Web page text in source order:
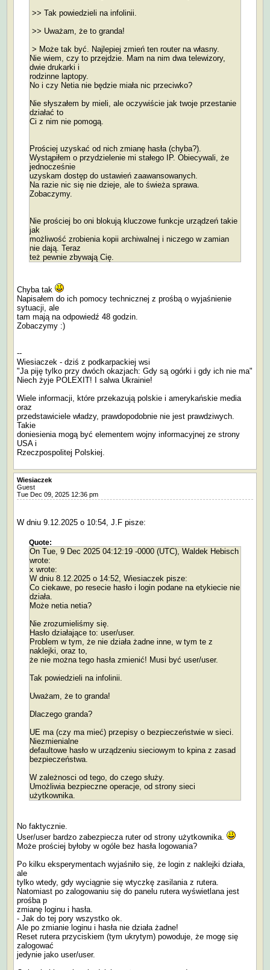
>> Tak powiedzieli na infolinii.
>> Uważam, że to granda!
> Może tak być. Najlepiej zmień ten router na własny.
Nie wiem, czy to przejdzie. Mam na nim dwa telewizory,
dwie drukarki i
rodzinne laptopy.
No i czy Netia nie będzie miała nic przeciwko?
Nie słyszałem by mieli, ale oczywiście jak twoje przestanie
działać to
Ci z nim nie pomogą.
Prościej uzyskać od nich zmianę hasła (chyba?).
Wystąpiłem o przydzielenie mi stałego IP. Obiecywali, że
jednocześnie
uzyskam dostęp do ustawień zaawansowanych.
Na razie nic się nie dzieje, ale to świeża sprawa.
Zobaczymy.
Nie prościej bo oni blokują kluczowe funkcje urządzeń takie
jak
możliwość zrobienia kopii archiwalnej i niczego w zamian
nie dają. Teraz
też pewnie zbywają Cię.
Chyba tak
Napisałem do ich pomocy technicznej z prośbą o wyjaśnienie
sytuacji, ale
tam mają na odpowiedź 48 godzin.
Zobaczymy :)
--
Wiesiaczek - dziś z podkarpackiej wsi
"Ja piję tylko przy dwóch okazjach: Gdy są ogórki i gdy ich nie ma"
Niech żyje POLEXIT! I salwa Ukrainie!
Wiele informacji, które przekazują polskie i amerykańskie media
oraz
przedstawiciele władzy, prawdopodobnie nie jest prawdziwych.
Takie
doniesienia mogą być elementem wojny informacyjnej ze strony
USA i
Rzeczpospolitej Polskiej.
Wiesiaczek
Guest
Tue Dec 09, 2025 12:36 pm
W dniu 9.12.2025 o 10:54, J.F pisze:
Quote:
On Tue, 9 Dec 2025 04:12:19 -0000 (UTC), Waldek Hebisch
wrote:
x wrote:
W dniu 8.12.2025 o 14:52, Wiesiaczek pisze:
Co ciekawe, po resecie hasło i login podane na etykiecie nie
działa.
Może netia netia?
Nie zrozumieliśmy się.
Hasło działające to: user/user.
Problem w tym, że nie działa żadne inne, w tym te z
naklejki, oraz to,
że nie można tego hasła zmienić! Musi być user/user.
Tak powiedzieli na infolinii.
Uważam, że to granda!
Dlaczego granda?
UE ma (czy ma mieć) przepisy o bezpieczeństwie w sieci.
Niezmienialne
defaultowe hasło w urządzeniu sieciowym to kpina z zasad
bezpieczeństwa.
W zależnosci od tego, do czego służy.
Umożliwia bezpieczne operacje, od strony sieci
użytkownika.
No faktycznie.
User/user bardzo zabezpiecza ruter od strony użytkownika.
Może prościej byłoby w ogóle bez hasła logowania?
Po kilku eksperymentach wyjaśniło się, że login z naklejki działa,
ale
tylko wtedy, gdy wyciągnie się wtyczkę zasilania z rutera.
Natomiast po zalogowaniu się do panelu rutera wyświetlana jest
prośba p
zmianę loginu i hasła.
- Jak do tej pory wszystko ok.
Ale po zmianie loginu i hasła nie działa żadne!
Reset rutera przyciskiem (tym ukrytym) powoduje, że mogę się
zalogować
jedynie jako user/user.